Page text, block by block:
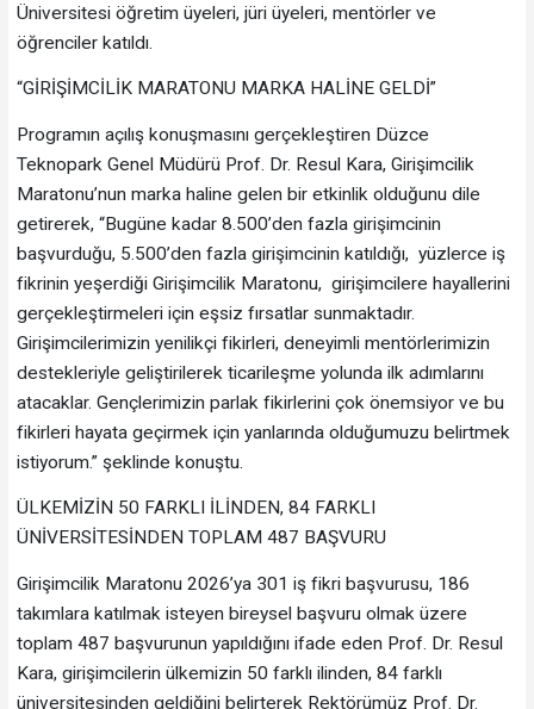
Üniversitesi öğretim üyeleri, jüri üyeleri, mentörler ve
öğrenciler katıldı.
“GİRİŞİMCİLİK MARATONU MARKA HALİNE GELDİ”
Programın açılış konuşmasını gerçekleştiren Düzce
Teknopark Genel Müdürü Prof. Dr. Resul Kara, Girişimcilik
Maratonu’nun marka haline gelen bir etkinlik olduğunu dile
getirerek, “Bugüne kadar 8.500’den fazla girişimcinin
başvurduğu, 5.500’den fazla girişimcinin katıldığı, yüzlerce iş
fikrinin yeşerdiği Girişimcilik Maratonu, girişimcilere hayallerini
gerçekleştirmeleri için eşsiz fırsatlar sunmaktadır.
Girişimcilerimizin yenilikçi fikirleri, deneyimli mentörlerimizin
destekleriyle geliştirilerek ticarileşme yolunda ilk adımlarını
atacaklar. Gençlerimizin parlak fikirlerini çok önemsiyor ve bu
fikirleri hayata geçirmek için yanlarında olduğumuzu belirtmek
istiyorum.” şeklinde konuştu.
ÜLKEMİZİN 50 FARKLI İLİNDEN, 84 FARKLI
ÜNİVERSİTESİNDEN TOPLAM 487 BAŞVURU
Girişimcilik Maratonu 2026’ya 301 iş fikri başvurusu, 186
takımlara katılmak isteyen bireysel başvuru olmak üzere
toplam 487 başvurunun yapıldığını ifade eden Prof. Dr. Resul
Kara, girişimcilerin ülkemizin 50 farklı ilinden, 84 farklı
üniversitesinden geldiğini belirterek Rektörümüz Prof. Dr.